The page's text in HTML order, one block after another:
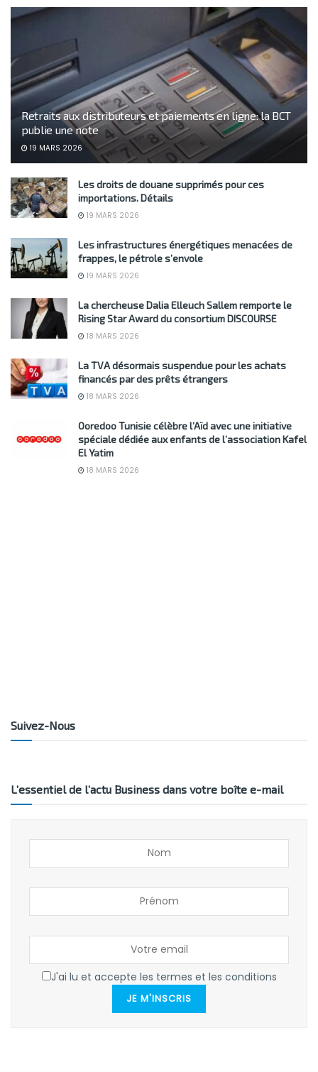
Retraits aux distributeurs et paiements en ligne: la BCT
publie une note
19 MARS 2026
Les droits de douane supprimés pour ces
importations. Détails
19 MARS 2026
Les infrastructures énergétiques menacées de
frappes, le pétrole s’envole
19 MARS 2026
La chercheuse Dalia Elleuch Sallem remporte le
Rising Star Award du consortium DISCOURSE
18 MARS 2026
La TVA désormais suspendue pour les achats
financés par des prêts étrangers
18 MARS 2026
Ooredoo Tunisie célèbre l’Aïd avec une initiative
spéciale dédiée aux enfants de l’association Kafel
El Yatim
18 MARS 2026
Suivez-Nous
L’essentiel de l’actu Business dans votre boîte e-mail
J'ai lu et accepte les termes et les conditions
JE M'INSCRIS